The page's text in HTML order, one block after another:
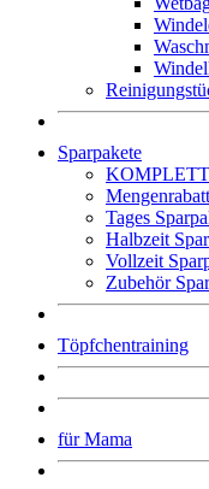
Sparpakete
KOMPLETT
Mengenrabatt
Tages
Halbzeit
Vollzeit
Zubehör
Töpfchentraining
für Mama